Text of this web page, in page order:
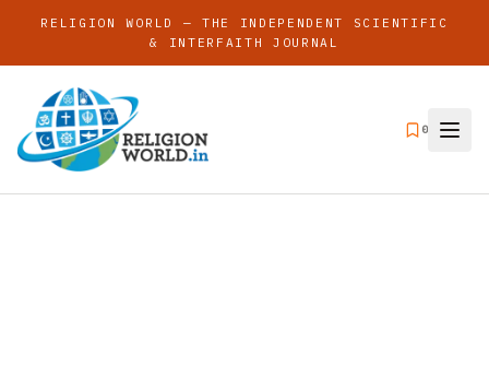
RELIGION WORLD — THE INDEPENDENT SCIENTIFIC
& INTERFAITH JOURNAL
0